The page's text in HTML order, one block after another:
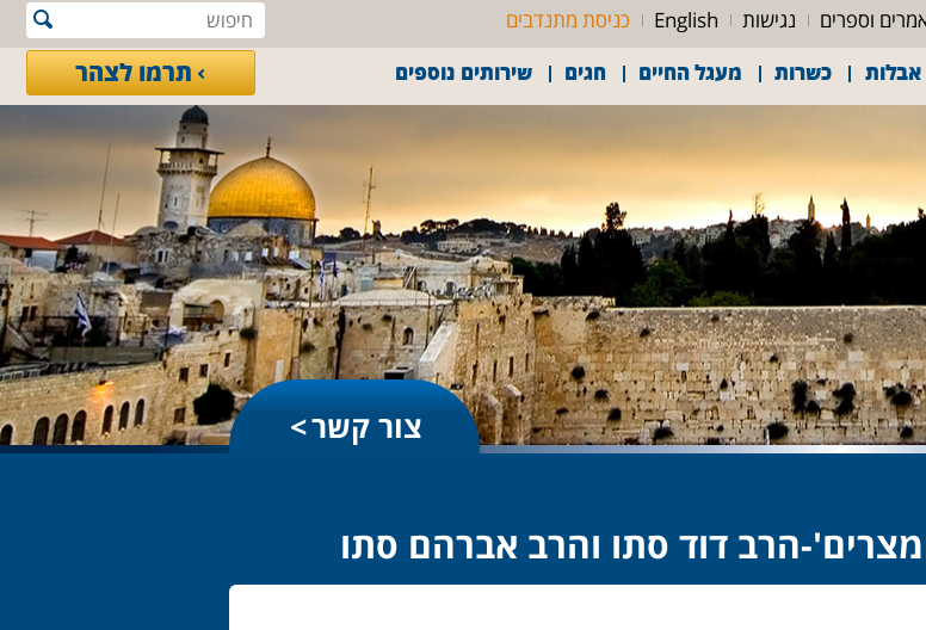
וספרים נגישות English
כניסת מתנדבים
אבלות כשרות מעגל החיים חגים שירותים נוספים תרמו לצהר
צור קשר
הרב דוד סתו והרב אברהם סתו